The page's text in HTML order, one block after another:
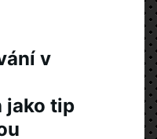
v
jako tip